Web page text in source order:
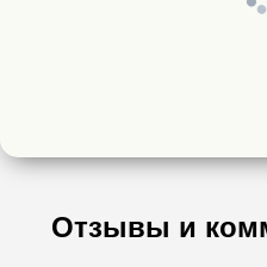
Отзывы и